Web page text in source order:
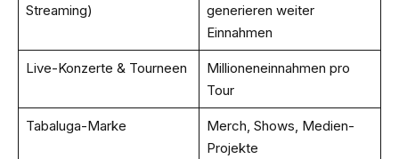
Streaming)
generieren weiter
Einnahmen
Live-Konzerte & Tourneen
Millioneneinnahmen pro
Tour
Tabaluga-Marke
Merch, Shows, Medien-
Projekte